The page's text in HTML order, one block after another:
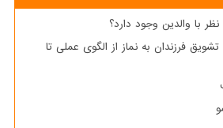
با والدین وجود دارد؟
فرزندان به نماز از الگوی عملی تا